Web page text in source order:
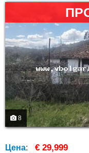
8
Цена: € 29,999